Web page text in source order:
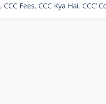
,CCC Fees,CCC Kya Hai,CCC’